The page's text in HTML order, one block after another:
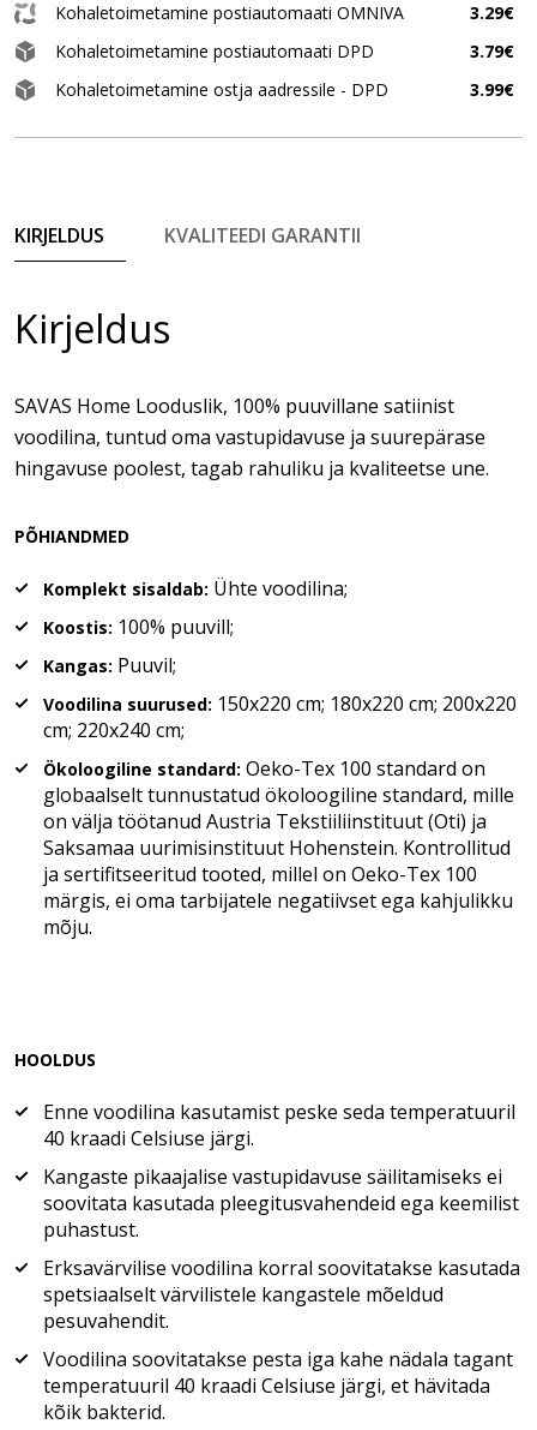
Kohaletoimetamine postiautomaati OMNIVA
3.29€
Kohaletoimetamine postiautomaati DPD
3.79€
Kohaletoimetamine ostja aadressile - DPD
3.99€
KIRJELDUS KVALITEEDI GARANTII
Kirjeldus
SAVAS Home Looduslik, 100% puuvillane satiinist
voodilina, tuntud oma vastupidavuse ja suurepärase
hingavuse poolest, tagab rahuliku ja kvaliteetse une.
PÕHIANDMED
Komplekt sisaldab: Ühte voodilina;
Koostis: 100% puuvill;
Kangas: Puuvil;
Voodilina suurused: 150x220 cm; 180x220 cm; 200x220
cm; 220x240 cm;
Ökoloogiline standard: Oeko-Tex 100 standard on
globaalselt tunnustatud ökoloogiline standard, mille
on välja töötanud Austria Tekstiiliinstituut (Oti) ja
Saksamaa uurimisinstituut Hohenstein. Kontrollitud
ja sertifitseeritud tooted, millel on Oeko-Tex 100
märgis, ei oma tarbijatele negatiivset ega kahjulikku
mõju.
HOOLDUS
Enne voodilina kasutamist peske seda temperatuuril
40 kraadi Celsiuse järgi.
Kangaste pikaajalise vastupidavuse säilitamiseks ei
soovitata kasutada pleegitusvahendeid ega keemilist
puhastust.
Erksavärvilise voodilina korral soovitatakse kasutada
spetsiaalselt värvilistele kangastele mõeldud
pesuvahendit.
Voodilina soovitatakse pesta iga kahe nädala tagant
temperatuuril 40 kraadi Celsiuse järgi, et hävitada
kõik bakterid.